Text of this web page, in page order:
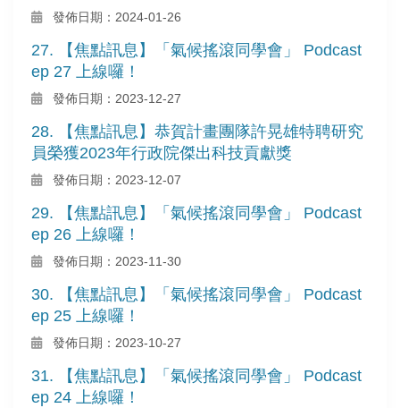
發佈日期：2024-01-26
27. 【焦點訊息】「氣候搖滾同學會」 Podcast
ep 27 上線囉！
發佈日期：2023-12-27
28. 【焦點訊息】恭賀計畫團隊許晃雄特聘研究
員榮獲2023年行政院傑出科技貢獻獎
發佈日期：2023-12-07
29. 【焦點訊息】「氣候搖滾同學會」 Podcast
ep 26 上線囉！
發佈日期：2023-11-30
30. 【焦點訊息】「氣候搖滾同學會」 Podcast
ep 25 上線囉！
發佈日期：2023-10-27
31. 【焦點訊息】「氣候搖滾同學會」 Podcast
ep 24 上線囉！